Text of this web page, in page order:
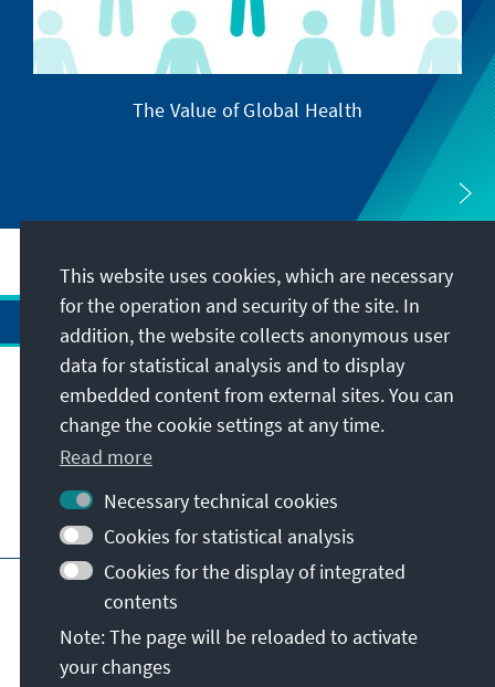
The Value of Global Health
Address
Contact
Visit also
Main page of KAS Imprint
Data protection
Terms of use
Report an accessibility issue
© Konrad-Adenauer-Stiftung e.V. 2026
This website uses cookies, which are necessary
for the operation and security of the site. In
addition, the website collects anonymous user
data for statistical analysis and to display
embedded content from external sites. You can
change the cookie settings at any time.
Read more
Necessary technical cookies
Cookies for statistical analysis
Cookies for the display of integrated
contents
Note: The page will be reloaded to activate
your changes